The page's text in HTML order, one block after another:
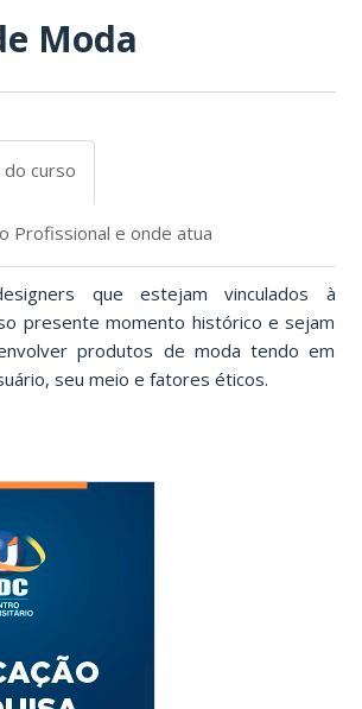
Moda
curso
Profissional e onde atua
que estejam vinculados à
presente momento histórico e sejam
produtos de moda tendo em
seu meio e fatores éticos.